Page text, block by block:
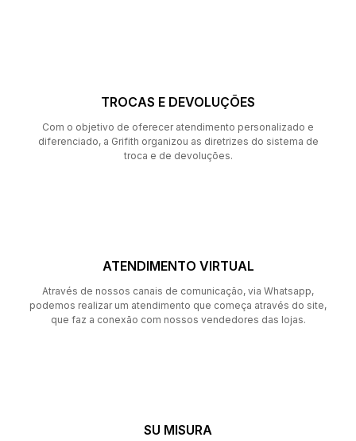
TROCAS E DEVOLUÇÕES
Com o objetivo de oferecer atendimento personalizado e
diferenciado, a Grifith organizou as diretrizes do sistema de
troca e de devoluções.
ATENDIMENTO VIRTUAL
Através de nossos canais de comunicação, via Whatsapp,
podemos realizar um atendimento que começa através do site,
que faz a conexão com nossos vendedores das lojas.
SU MISURA